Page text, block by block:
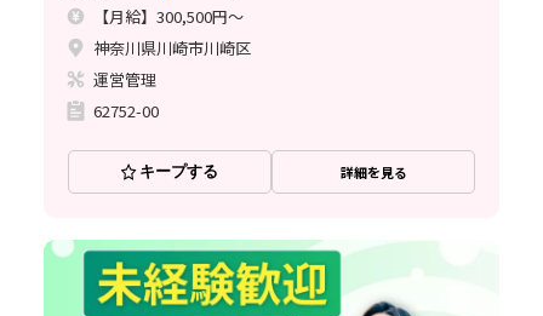
【月給】300,500円～
神奈川県川崎市川崎区
運営管理
62752-00
キープする 詳細を見る